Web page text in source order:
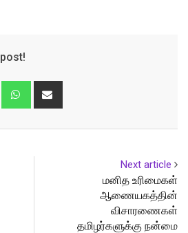
Google+ Whatsapp
Next article
மனித உரிமைகள்
ஆணையகத்தின்
விசாரணைகள்
தமிழர்களுக்கு நன்மை